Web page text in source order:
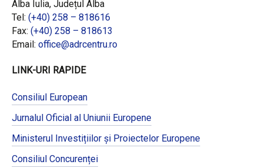
Alba Iulia, Județul Alba
Tel: (+40) 258 – 818616
Fax: (+40) 258 – 818613
Email: office@adrcentru.ro
LINK-URI RAPIDE
Consiliul European
Jurnalul Oficial al Uniunii Europene
Ministerul Investițiilor și Proiectelor Europene
Consiliul Concurenței